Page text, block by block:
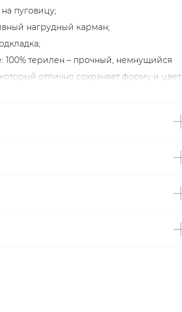
пуговицу;
нагрудный карман;
100% терилен – прочный, немнущийся
отлично сохраняет форму и цвет.
S, параметры 79/61/88, рост 172 см.
ИЗ МИКРОФИБРЫ LERA NENA